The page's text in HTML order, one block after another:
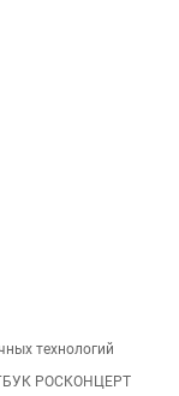
технологий
РОСКОНЦЕРТ